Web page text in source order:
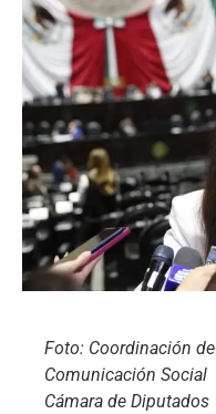
Foto: Coordinación de
Comunicación Social
Cámara de Diputados